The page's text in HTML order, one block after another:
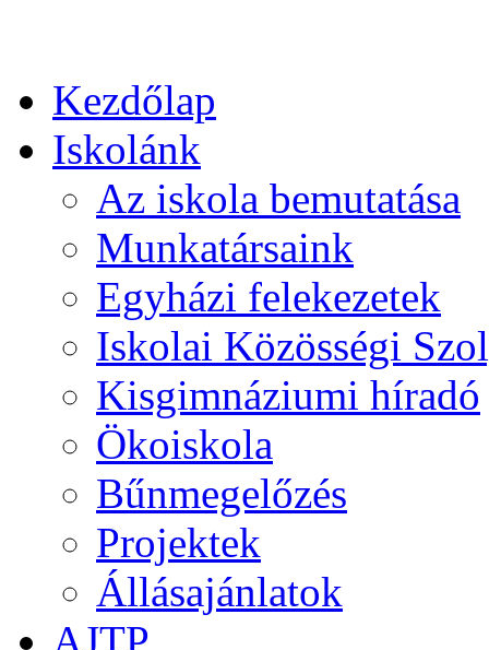
Kezdőlap
Iskolánk
Az iskola bemutatása
Munkatársaink
Egyházi felekezetek
Iskolai Közösségi
Kisgimnáziumi híradó
Ökoiskola
Bűnmegelőzés
Projektek
Állásajánlatok